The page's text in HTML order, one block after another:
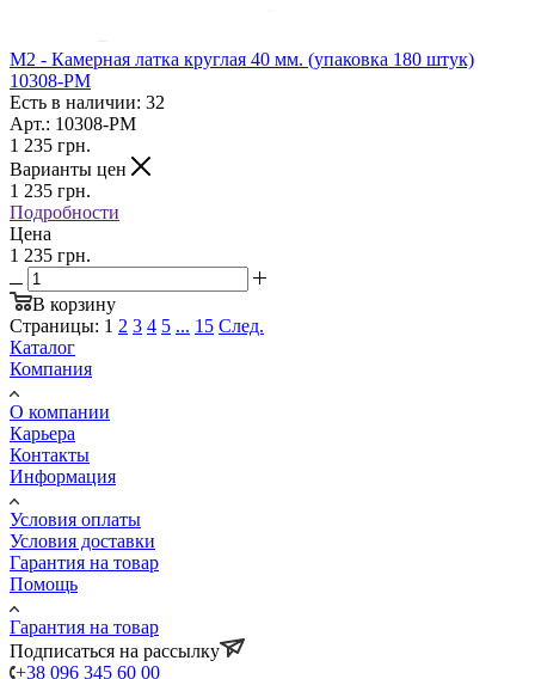
M2 - Камерная латка круглая 40 мм. (упаковка 180 штук)
10308-PM
Есть в наличии: 32
Арт.: 10308-PM
1 235 грн.
Варианты цен
1 235 грн.
Подробности
Цена
1 235 грн.
В корзину
Страницы: 1 2 3 4 5 ... 15 След.
Каталог
Компания
О компании
Карьера
Контакты
Информация
Условия оплаты
Условия доставки
Гарантия на товар
Помощь
Гарантия на товар
Подписаться на рассылку
+38 096 345 60 00